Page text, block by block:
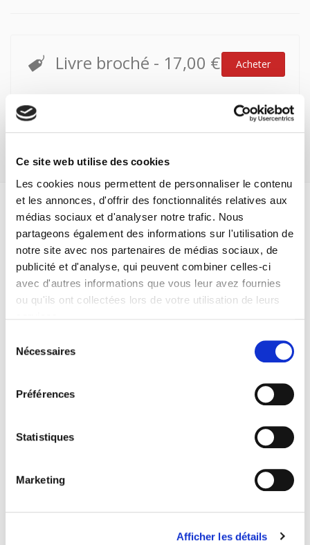
Ce site web utilise des cookies
Les cookies nous permettent de personnaliser le contenu
et les annonces, d'offrir des fonctionnalités relatives aux
médias sociaux et d'analyser notre trafic. Nous
partageons également des informations sur l'utilisation de
notre site avec nos partenaires de médias sociaux, de
publicité et d'analyse, qui peuvent combiner celles-ci
avec d'autres informations que vous leur avez fournies
ou qu'ils ont collectées lors de votre utilisation de leurs
Nécessaires
Préférences
Statistiques
Marketing
Afficher les détails
Livre broché - 17,00 € Acheter
Spécifications
Formats
Sommaire
Auteur
Le Mouvement Social
français
Internet Hierarchy>Domaine histoire>Histoire économique